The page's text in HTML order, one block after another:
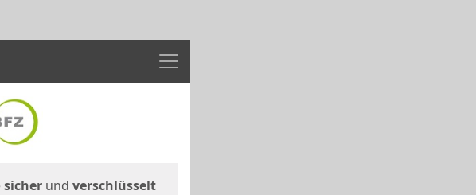
Menü
sicher und verschlüsselt